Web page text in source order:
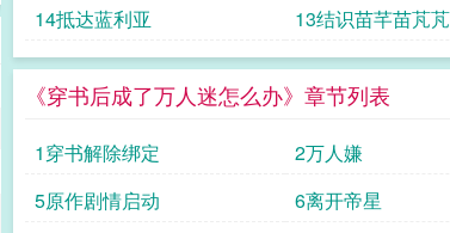
不当初。“你克死过多少人
online，当下最火爆的一款
阳红种田社]，领地旗的图
沉迷于躲在没人去的鬼服里
里的锄头。副会长连忙把
么岁月静好？！”“你懂个
行器往惦念了许久的农场
14抵达蓝利亚
13结识苗芊苗芃芃
《穿书后成了万人迷怎么办》章节列表
1穿书解除绑定 2万人嫌
5原作剧情启动
6离开帝星